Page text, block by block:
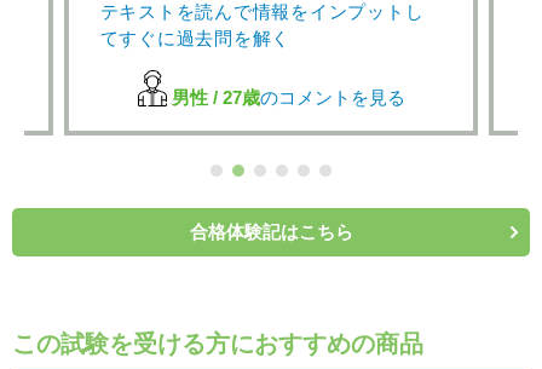
テキストを読んで情報をインプットし
てすぐに過去問を解く
男性 / 27歳のコメントを見る
合格体験記はこちら
この試験を受ける方におすすめの商品